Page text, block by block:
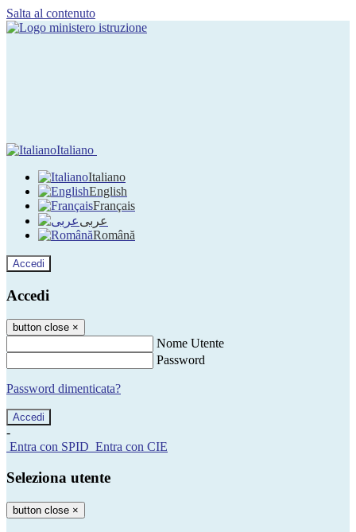
Salta al contenuto
Italiano
Italiano
English
Français
عربى
Română
Accedi
Accedi
button close ×
Nome Utente
Password
Password dimenticata?
-
Entra con SPID Entra con CIE
Seleziona utente
button close ×